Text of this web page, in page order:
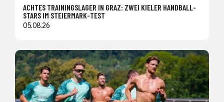
ACHTES TRAININGSLAGER IN GRAZ: ZWEI KIELER HANDBALL-
STARS IM STEIERMARK-TEST
05.08.26